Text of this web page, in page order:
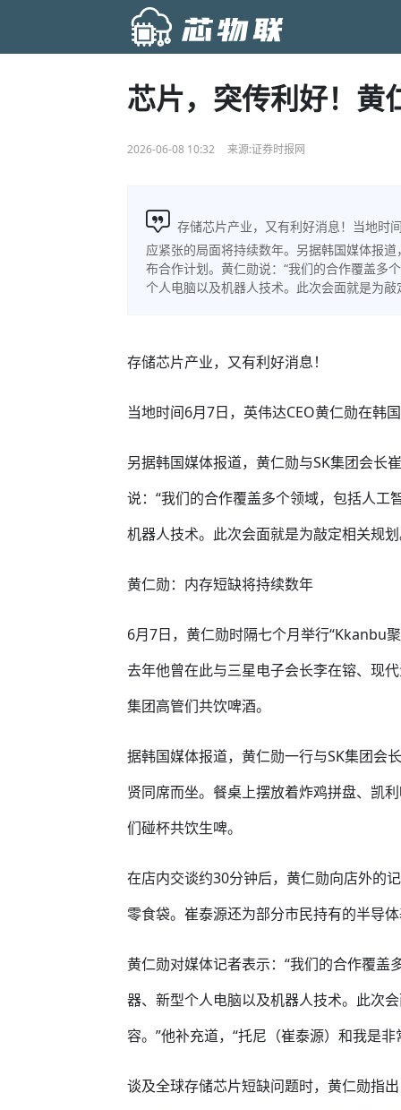
芯片，突传利好！黄
2026-06-08 10:32 来源:证券时报网
存储芯片产业，又有利好消息！当地时
应紧张的局面将持续数年。另据韩国媒体报
布合作计划。黄仁勋说：“我们的合作覆盖多
个人电脑以及机器人技术。此次会面就是为敲
存储芯片产业，又有利好消息！
当地时间6月7日，英伟达CEO黄仁勋在韩
另据韩国媒体报道，黄仁勋与SK集团会长
说：“我们的合作覆盖多个领域，包括人
机器人技术。此次会面就是为敲定相关规划
黄仁勋：内存短缺将持续数年
6月7日，黄仁勋时隔七个月举行“Kkanbu
去年他曾在此与三星电子会长李在镕、现
集团高管们共饮啤酒。
据韩国媒体报道，黄仁勋一行与SK集团会
贤同席而坐。餐桌上摆放着炸鸡拼盘、凯
们碰杯共饮生啤。
在店内交谈约30分钟后，黄仁勋向店外的
零食袋。崔泰源还为部分市民持有的半导
黄仁勋对媒体记者表示：“我们的合作覆
器、新型个人电脑以及机器人技术。此次
容。”他补充道，“托尼（崔泰源）和我是
谈及全球存储芯片短缺问题时，黄仁勋指